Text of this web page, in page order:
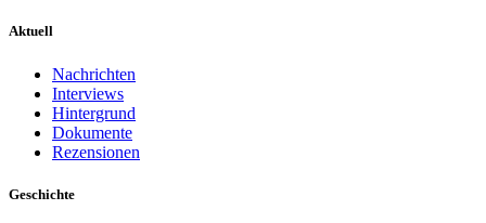
Aktuell
Nachrichten
Interviews
Hintergrund
Dokumente
Rezensionen
Geschichte